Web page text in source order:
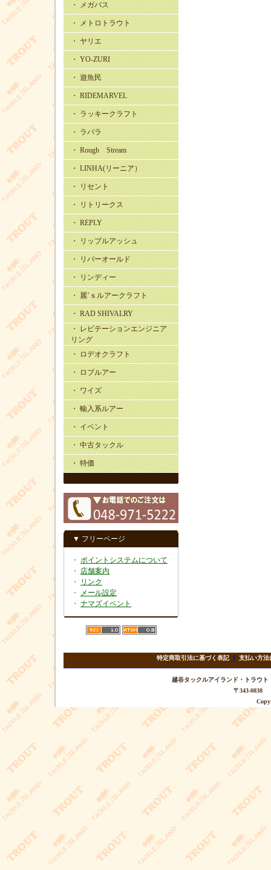
・ メガバス
・ メトロトラウト
・ ヤリエ
・ YO-ZURI
・ 遊魚民
・ RIDEMARVEL
・ ラッキークラフト
・ ラパラ
・ Rough Stream
・ LINHA(リーニア）
・ リセント
・ リトリークス
・ REPLY
・ リップルアッシュ
・ リバーオールド
・ リンディー
・ 麗’ｓルアークラフト
・ RAD SHIVALRY
・ レビテーションエンジニア
リング
・ ロデオクラフト
・ ロブルアー
・ ワイズ
・ 輸入系ルアー
・ イベント
・ 中古タックル
・ 特価
▼ フリーページ
・ ポイントシステムについて
・ 店舗案内
・
リンク
・
メール設定
・ ナマズイベント
特定商取引法に基づく表記｜ 支払い方法
越谷タックルアイランド・トラ
〒343-0838